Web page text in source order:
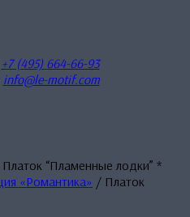
+7 (495) 664-66-93
info@le-motif.com
Платок “Пламенные лодки” *
«Романтика» / Платок